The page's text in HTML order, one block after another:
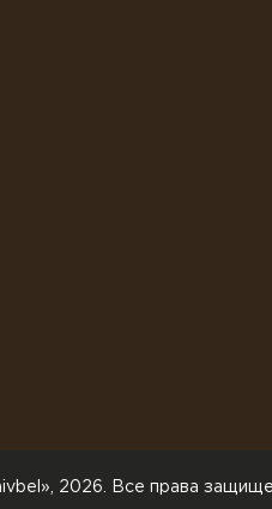
2026. Все права